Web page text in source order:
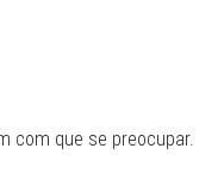
com que se preocupar.